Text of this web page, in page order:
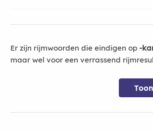
Er zijn rijmwoorden die eindigen op -
maar wel voor een verrassend